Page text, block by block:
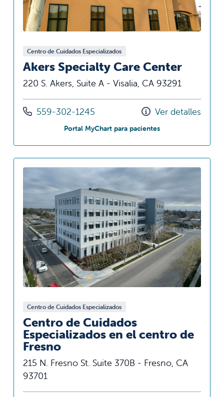
Centro de Cuidados Especializados
Akers Specialty Care Center
220 S. Akers, Suite A - Visalia, CA 93291
Llámenos al
559-302-1245 Ver detalles
Portal MyChart para pacientesen Akers Specialty
Centro de Cuidados Especializados
Centro de Cuidados
Especializados en el centro de
Fresno
215 N. Fresno St. Suite 370B - Fresno, CA
93701